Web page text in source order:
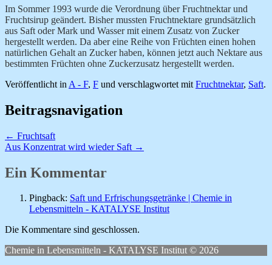
Im Sommer 1993 wurde die Verordnung über Fruchtnektar und
Fruchtsirup geändert. Bisher mussten Fruchtnektare grundsätzlich
aus Saft oder Mark und Wasser mit einem Zusatz von Zucker
hergestellt werden. Da aber eine Reihe von Früchten einen hohen
natürlichen Gehalt an Zucker haben, können jetzt auch Nektare aus
bestimmten Früchten ohne Zuckerzusatz hergestellt werden.
Veröffentlicht in A - F, F und verschlagwortet mit Fruchtnektar, Saft.
Beitragsnavigation
← Fruchtsaft
Aus Konzentrat wird wieder Saft →
Ein Kommentar
Pingback: Saft und Erfrischungsgetränke | Chemie in
Lebensmitteln - KATALYSE Institut
Die Kommentare sind geschlossen.
Chemie in Lebensmitteln - KATALYSE Institut © 2026